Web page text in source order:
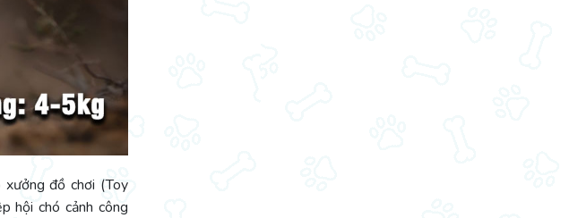
xưởng đồ chơi (Toy
hội chó cảnh công